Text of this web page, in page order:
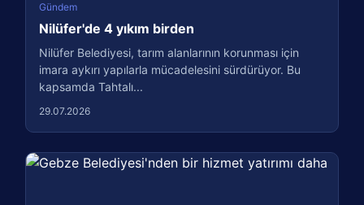
Gündem
Nilüfer'de 4 yıkım birden
Nilüfer Belediyesi, tarım alanlarının korunması için
imara aykırı yapılarla mücadelesini sürdürüyor. Bu
kapsamda Tahtalı...
29.07.2026